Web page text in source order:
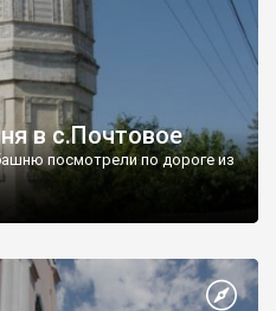
в с.Почтовое
посмотрели по дороге из